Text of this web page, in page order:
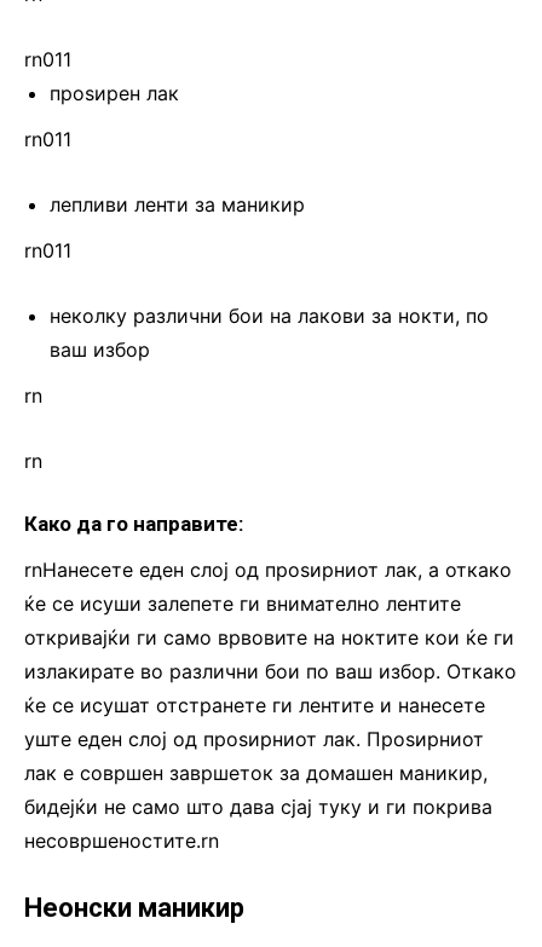
rn011
проѕирен лак
rn011
лепливи ленти за маникир
rn011
неколку различни бои на лакови за нокти, по
ваш избор
rn
rn
Како да го направите:
rnНанесете еден слој од проѕирниот лак, а откако
ќе се исуши залепете ги внимателно лентите
откривајќи ги само врвовите на ноктите кои ќе ги
излакирате во различни бои по ваш избор. Откако
ќе се исушат отстранете ги лентите и нанесете
уште еден слој од проѕирниот лак. Проѕирниот
лак е совршен завршеток за домашен маникир,
бидејќи не само што дава сјај туку и ги покрива
несовршеностите.rn
Неонски маникир